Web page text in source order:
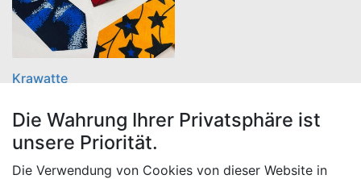
Krawatte
9,50€
5,00€
(5,00
€ /
Stück )
Die Wahrung Ihrer Privatsphäre ist
unsere Priorität.
Die Verwendung von Cookies von dieser Website in